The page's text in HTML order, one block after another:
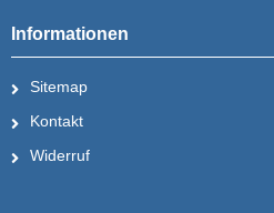
Informationen
Sitemap
Kontakt
Widerruf